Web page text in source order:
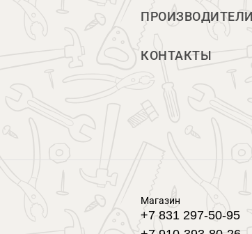
ПРОИЗВОДИТЕЛИ
КОНТАКТЫ
Магазин
+7 831 297-50-95